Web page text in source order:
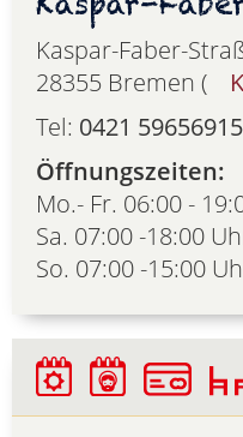
Kaspar-Faber-
28355 Bremen (
Tel: 0421 59656915
Öffnungszeiten:
Mo.- Fr. 06:00 -
Sa. 07:00 -18:00
So. 07:00 -15:00